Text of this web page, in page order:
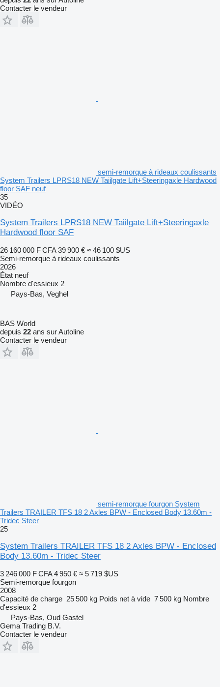
Contacter le vendeur
semi-remorque à rideaux coulissants
System Trailers LPRS18 NEW Taiilgate Lift+Steeringaxle Hardwood
floor SAF neuf
35
VIDÉO
System Trailers LPRS18 NEW Taiilgate Lift+Steeringaxle
Hardwood floor SAF
26 160 000 F CFA 39 900 € ≈ 46 100 $US
Semi-remorque à rideaux coulissants
2026
État neuf
Nombre d'essieux 2
Pays-Bas, Veghel
BAS World
depuis 22 ans sur Autoline
Contacter le vendeur
semi-remorque fourgon System
Trailers TRAILER TFS 18 2 Axles BPW - Enclosed Body 13.60m -
Tridec Steer
25
System Trailers TRAILER TFS 18 2 Axles BPW - Enclosed
Body 13.60m - Tridec Steer
3 246 000 F CFA 4 950 € ≈ 5 719 $US
Semi-remorque fourgon
2008
Capacité de charge 25 500 kg Poids net à vide 7 500 kg Nombre
d'essieux 2
Pays-Bas, Oud Gastel
Gema Trading B.V.
Contacter le vendeur